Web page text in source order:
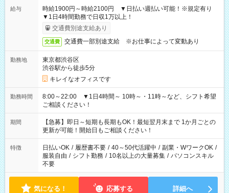
給与
時給1900円～時給2100円 ▼日払い週払い可能！※規定有り
▼1日4時間勤務で日収1万以上！
交通費別途支給あり
交通費 交通費一部別途支給 ※お仕事によって変動あり
勤務地
東京都渋谷区
渋谷駅から徒歩5分
キレイなオフィスです
勤務時間
8:00～22:00 ▼1日4時間～ 10時～・11時～など、シフト希望
ご相談ください！
期間
【急募】即日～短期も長期もOK！最短翌月末まで 1か月ごとの
更新が可能！開始日もご相談ください！
特徴 日払いOK / 履歴書不要 / 40～50代活躍中 / 副業・WワークOK /
服装自由 / シフト勤務 / 10名以上の大量募集 / パソコンスキル
不要
気になる！ 応募する 詳細へ